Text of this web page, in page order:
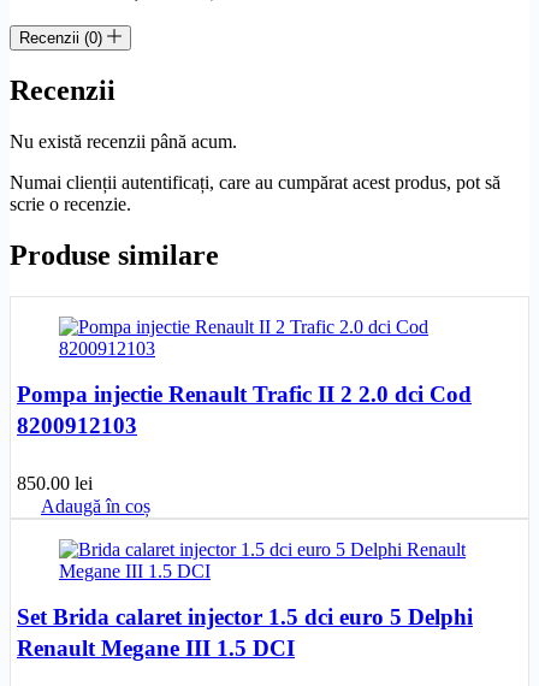
Recenzii (0)
Recenzii
Nu există recenzii până acum.
Numai clienții autentificați, care au cumpărat acest produs, pot să
scrie o recenzie.
Produse similare
Pompa injectie Renault Trafic II 2 2.0 dci Cod
8200912103
850.00 lei
Adaugă în coș
Set Brida calaret injector 1.5 dci euro 5 Delphi
Renault Megane III 1.5 DCI